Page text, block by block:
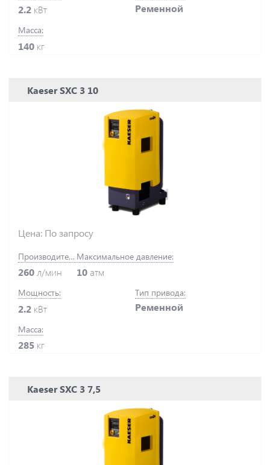
2.2 кВт Ременной
Масса:
140 кг
Kaeser SXC 3 10
Цена: По запросу
Производительность:
260л/мин
Максимальное давление:
10 атм
Мощность:
2.2 кВт
Тип привода:
Ременной
Масса:
285 кг
Kaeser SXC 3 7,5